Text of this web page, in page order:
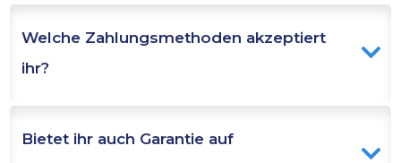
Welche Zahlungsmethoden akzeptiert
ihr?
Bietet ihr auch Garantie auf